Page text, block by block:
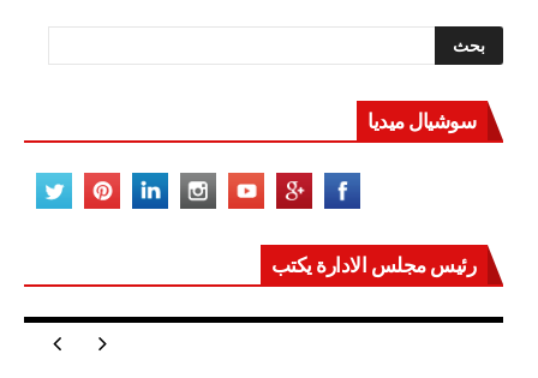
سوشيال ميديا
رئيس مجلس الادارة يكتب
مصر تعيد للعالم اتزانه